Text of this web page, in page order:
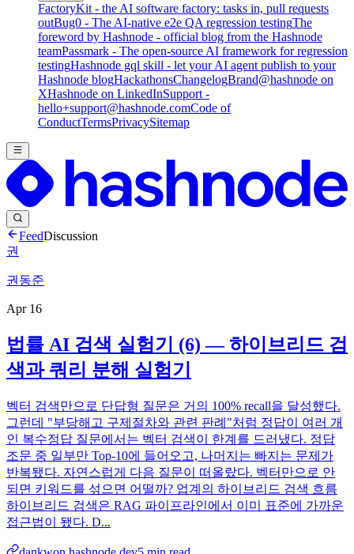
FactoryKit - the AI software factory: tasks in, pull requests
outBug0 - The AI-native e2e QA regression testingThe
foreword by Hashnode - official blog from the Hashnode
teamPassmark - The open-source AI framework for regression
testingHashnode gql skill - let your AI agent publish to your
Hashnode blogHackathonsChangelogBrand@hashnode on
XHashnode on LinkedInSupport -
hello+support@hashnode.comCode of
ConductTermsPrivacySitemap
FeedDiscussion
권
권동준
Apr 16
법률 AI 검색 실험기 (6) — 하이브리드 검
색과 쿼리 분해 실험기
벡터 검색만으로 단답형 질문은 거의 100% recall을 달성했다.
그런데 "부당해고 구제절차와 관련 판례"처럼 정답이 여러 개
인 복수정답 질문에서는 벡터 검색이 한계를 드러냈다. 정답
조문 중 일부만 Top-10에 들어오고, 나머지는 빠지는 문제가
반복됐다. 자연스럽게 다음 질문이 떠올랐다. 벡터만으로 안
되면 키워드를 섞으면 어떨까? 업계의 하이브리드 검색 흐름
하이브리드 검색은 RAG 파이프라인에서 이미 표준에 가까운
접근법이 됐다. D...